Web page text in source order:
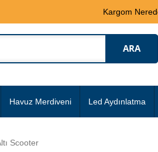
Kargom
Havuz Merdiveni Led Aydınlatma
Scooter